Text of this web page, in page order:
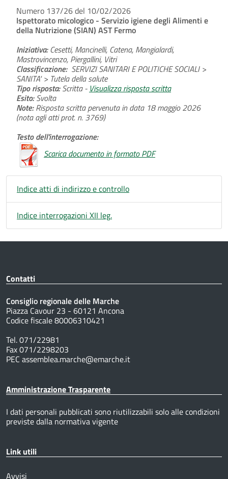
Numero 137/26 del 10/02/2026
Ispettorato micologico - Servizio igiene degli Alimenti e
della Nutrizione (SIAN) AST Fermo
Iniziativa:Cesetti, Mancinelli, Catena, Mangialardi,
Mastrovincenzo, Piergallini, Vitri
Classificazione: SERVIZI SANITARI E POLITICHE SOCIALI >
SANITA' > Tutela della salute
Tipo risposta:Scritta - Visualizza risposta scritta
Esito:Svolta
Note:Risposta scritta pervenuta in data 18 maggio 2026
(nota agli atti prot. n. 3769)
Testo dell'interrogazione:
Scarica documento in formato PDF
Indice atti di indirizzo e controllo
Indice interrogazioni XII leg.
Contatti
Consiglio regionale delle Marche
Piazza Cavour 23 - 60121 Ancona
Codice fiscale 80006310421
Tel. 071/22981
Fax 071/2298203
PEC assemblea.marche@emarche.it
Amministrazione Trasparente
I dati personali pubblicati sono riutilizzabili solo alle condizioni
previste dalla normativa vigente
Link utili
Avvisi